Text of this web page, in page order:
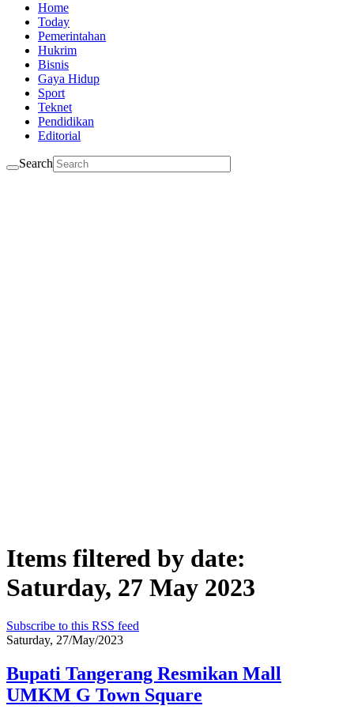
Home
Today
Pemerintahan
Hukrim
Bisnis
Gaya Hidup
Sport
Teknet
Pendidikan
Editorial
Search
Items filtered by date:
Saturday, 27 May 2023
Subscribe to this RSS feed
Saturday, 27/May/2023
Bupati Tangerang Resmikan Mall
UMKM G Town Square